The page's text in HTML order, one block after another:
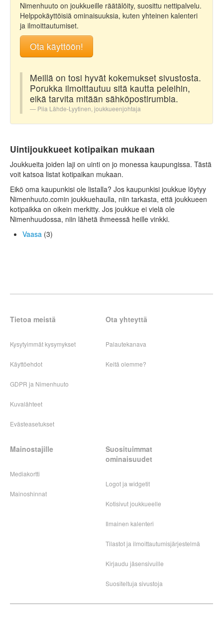
Nimenhuuto on joukkueille räätälöity, suosittu nettipalvelu.
Helppokäyttöisiä ominaisuuksia, kuten yhteinen kalenteri
ja ilmoittautumiset.
Ota käyttöön!
Meillä on tosi hyvät kokemukset sivustosta.
Porukka ilmoittautuu sitä kautta peleihin,
eikä tarvita mitään sähköpostirumbia.
Piia Lähde-Lyytinen, joukkueenjohtaja
Uintijoukkueet kotipaikan mukaan
Joukkueita joiden laji on uinti on jo monessa kaupungissa. Tästä
voit katsoa listat kotipaikan mukaan.
Eikö oma kaupunkisi ole listalla? Jos kaupunkisi joukkue löytyy
Nimenhuuto.comin joukkuehaulla, niin tarkasta, että joukkueen
kotipaikka on oikein merkitty. Jos joukkue ei vielä ole
Nimenhuudossa, niin lähetä ihmeessä heille vinkki.
Vaasa (3)
Tietoa meistä
Kysytyimmät kysymykset
Käyttöehdot
GDPR ja Nimenhuuto
Kuvalähteet
Evästeasetukset
Ota yhteyttä
Palautekanava
Keitä olemme?
Mainostajille
Mediakortti
Mainoshinnat
Suosituimmat
ominaisuudet
Logot ja widgetit
Kotisivut joukkueelle
Ilmainen kalenteri
Tilastot ja ilmoittautumisjärjestelmä
Kirjaudu jäsensivuille
Suositeltuja sivustoja